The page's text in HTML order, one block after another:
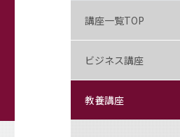
講座一覧TOP
ビジネス講座
教養講座